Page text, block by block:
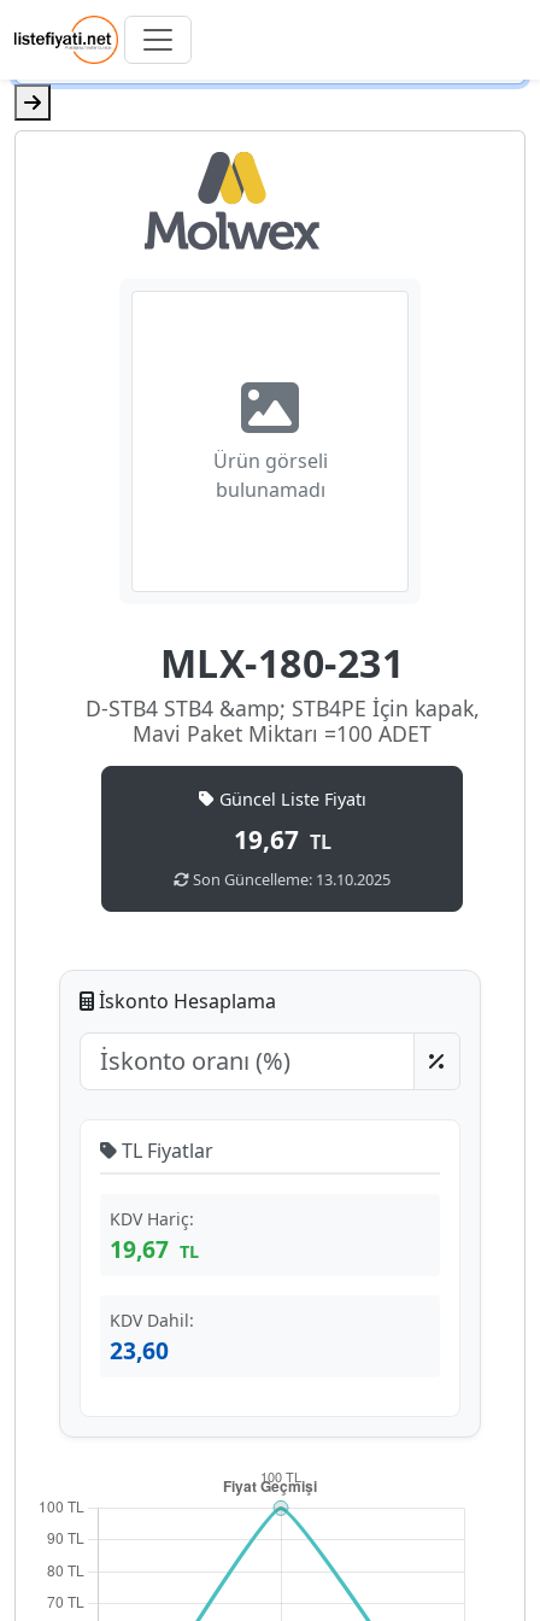
Ürün görseli
bulunamadı
MLX-180-231
D-STB4 STB4 &amp; STB4PE İçin kapak,
Mavi Paket Miktarı =100 ADET
Güncel Liste Fiyatı
19,67 TL
Son Güncelleme: 13.10.2025
İskonto Hesaplama
TL Fiyatlar
KDV Hariç:
19,67 TL
KDV Dahil:
23,60